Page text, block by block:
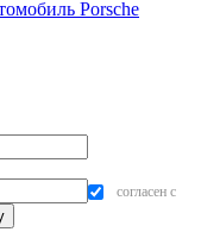
согласен с